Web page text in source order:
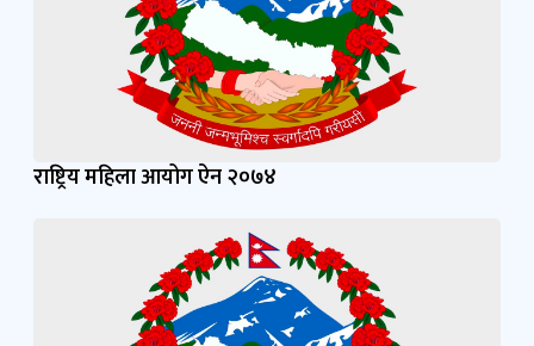
राष्ट्रिय महिला आयोग ऐन २०७४